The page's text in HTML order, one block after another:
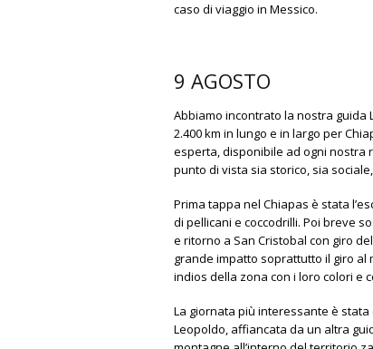
caso di viaggio in Messico.
9 AGOSTO
Abbiamo incontrato la nostra guida
2.400 km in lungo e in largo per
esperta, disponibile ad ogni nostra
punto di vista sia storico, sia
Prima tappa nel Chiapas è stata
di pellicani e coccodrilli. Poi breve
e ritorno a San Cristobal con giro
grande impatto soprattutto il giro al
indios della zona con i loro colori e
La giornata più interessante è
Leopoldo, affiancata da un altra